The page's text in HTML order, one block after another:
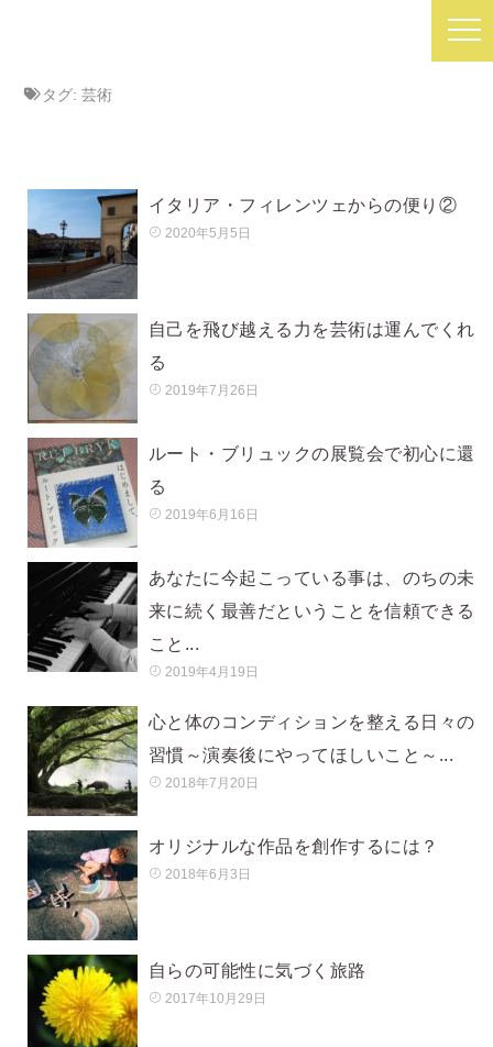
タグ: 芸術
イタリア・フィレンツェからの便り②
2020年5月5日
自己を飛び越える力を芸術は運んでくれ
る
2019年7月26日
ルート・ブリュックの展覧会で初心に還
る
2019年6月16日
あなたに今起こっている事は、のちの未
来に続く最善だということを信頼できる
こと...
2019年4月19日
心と体のコンディションを整える日々の
習慣～演奏後にやってほしいこと～...
2018年7月20日
オリジナルな作品を創作するには？
2018年6月3日
自らの可能性に気づく旅路
2017年10月29日